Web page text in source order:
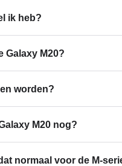
ik heb?
Galaxy M20?
worden?
M20 nog?
normaal voor de M-